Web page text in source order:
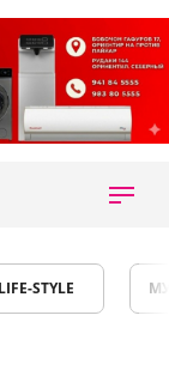
LIFE-STYLE